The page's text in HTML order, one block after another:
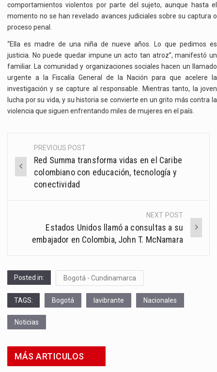
comportamientos violentos por parte del sujeto, aunque hasta el
momento no se han revelado avances judiciales sobre su captura o
proceso penal.
“Ella es madre de una niña de nueve años. Lo que pedimos es
justicia. No puede quedar impune un acto tan atroz”, manifestó un
familiar. La comunidad y organizaciones sociales hacen un llamado
urgente a la Fiscalía General de la Nación para que acelere la
investigación y se capture al responsable. Mientras tanto, la joven
lucha por su vida, y su historia se convierte en un grito más contra la
violencia que siguen enfrentando miles de mujeres en el país.
Post
navigation
PREVIOUS POST
Red Summa transforma vidas en el Caribe
colombiano con educación, tecnología y
conectividad
NEXT POST
Estados Unidos llamó a consultas a su
embajador en Colombia, John T. McNamara
Posted in: Bogotá - Cundinamarca
TAGS: Bogotá lavibrante Nacionales
Noticias
MÁS ARTICULOS